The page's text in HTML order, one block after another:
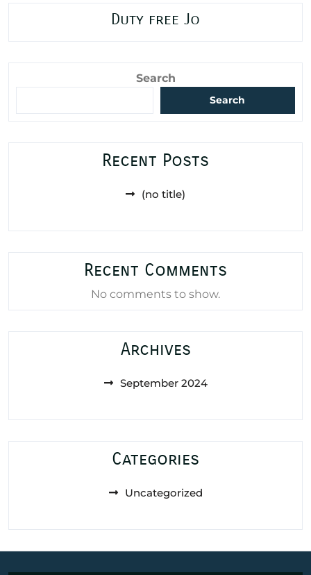
Duty free Jo
Search
Search
Recent Posts
(no title)
Recent Comments
No comments to show.
Archives
September 2024
Categories
Uncategorized